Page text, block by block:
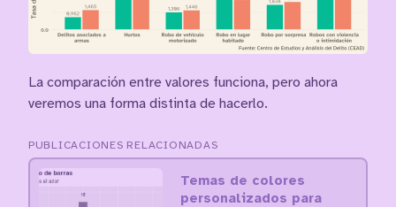
La comparación entre valores funciona, pero ahora
veremos una forma distinta de hacerlo.
PUBLICACIONES RELACIONADAS
Temas de colores
personalizados para